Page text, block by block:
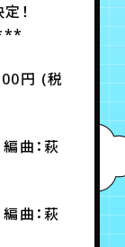
！
円 (税
曲：萩
曲：萩